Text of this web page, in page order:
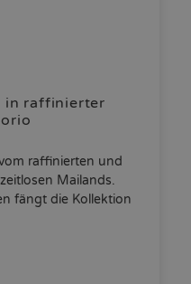
in raffinierter
raffinierten und
Mailands.
fängt die Kollektion